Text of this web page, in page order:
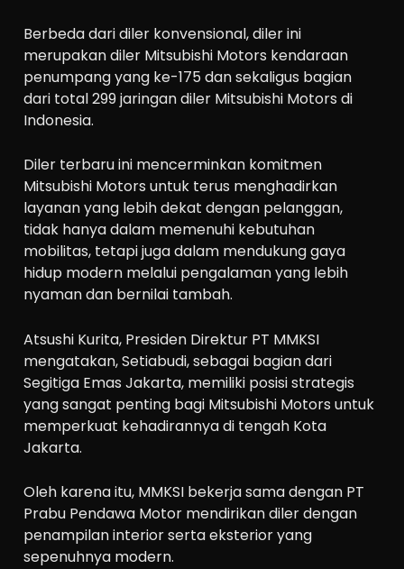
Berbeda dari diler konvensional, diler ini
merupakan diler Mitsubishi Motors kendaraan
penumpang yang ke-175 dan sekaligus bagian
dari total 299 jaringan diler Mitsubishi Motors di
Indonesia.
Diler terbaru ini mencerminkan komitmen
Mitsubishi Motors untuk terus menghadirkan
layanan yang lebih dekat dengan pelanggan,
tidak hanya dalam memenuhi kebutuhan
mobilitas, tetapi juga dalam mendukung gaya
hidup modern melalui pengalaman yang lebih
nyaman dan bernilai tambah.
Atsushi Kurita, Presiden Direktur PT MMKSI
mengatakan, Setiabudi, sebagai bagian dari
Segitiga Emas Jakarta, memiliki posisi strategis
yang sangat penting bagi Mitsubishi Motors untuk
memperkuat kehadirannya di tengah Kota
Jakarta.
Oleh karena itu, MMKSI bekerja sama dengan PT
Prabu Pendawa Motor mendirikan diler dengan
penampilan interior serta eksterior yang
sepenuhnya modern.